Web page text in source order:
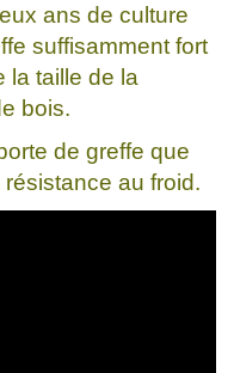
ans de culture
suffisamment fort
la taille de la
bois.
de greffe que
au froid.